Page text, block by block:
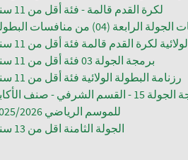
لكرة القدم قالمة - فئة أقل من 11 سنة
مباريات الجولة الرابعة (04) من منافسات
الولائية لكرة القدم قالمة فئة أقل من 11 سنة
برمجة الجولة 03 فئة أقل من 11 سنة
رزنامة البطولة الولائية فئة أقل من 11 سنة
برمجة الجولة 15 - القسم الشرفي - صنف
للموسم الرياضي 2025/2026
الجولة الثامنة اقل من 13 سنة